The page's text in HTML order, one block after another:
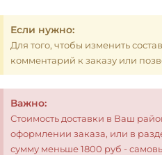
Если нужно:
Для того, чтобы изменить
комментарий к заказу или
Важно:
Стоимость доставки в Ваш
оформлении заказа, или в
сумму меньше 1800 руб -